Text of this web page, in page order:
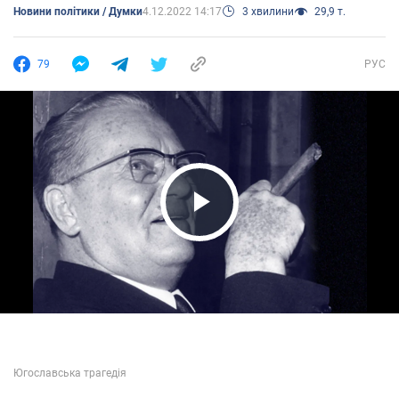
Новини політики / Думки4.12.2022 14:17 3 хвилини 29,9 т.
79 РУС
Play Video